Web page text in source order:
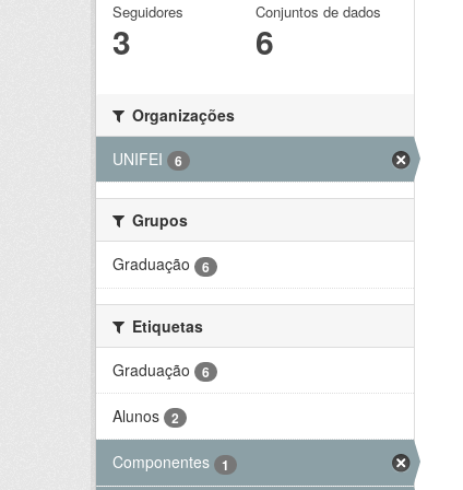
Seguidores
3
Conjuntos de dados
6
Organizações
UNIFEI
6
Grupos
Graduação
6
Etiquetas
Graduação
6
Alunos 2
Componentes 1